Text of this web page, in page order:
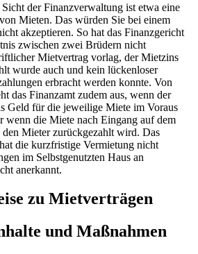
Sicht der Finanzverwaltung ist etwa eine
Mieten. Das würden Sie bei einem
akzeptieren. So hat das Finanzgericht
zwischen zwei Brüdern nicht
Mietvertrag vorlag, der Mietzins
wurde auch und kein lückenloser
erbracht werden konnte. Von
das Finanzamt zudem aus, wenn der
Geld für die jeweilige Miete im Voraus
wenn die Miete nach Eingang auf dem
Mieter zurückgezahlt wird. Das
die kurzfristige Vermietung nicht
im Selbstgenutzten Haus an
anerkannt.
zu Mietverträgen
und Maßnahmen